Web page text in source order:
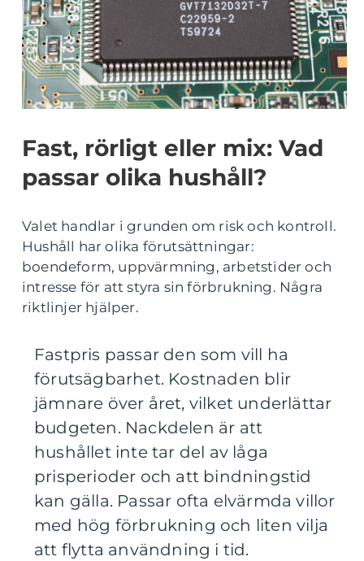
Fast, rörligt eller mix: Vad
passar olika hushåll?
Valet handlar i grunden om risk och kontroll.
Hushåll har olika förutsättningar:
boendeform, uppvärmning, arbetstider och
intresse för att styra sin förbrukning. Några
riktlinjer hjälper.
Fastpris passar den som vill ha
förutsägbarhet. Kostnaden blir
jämnare över året, vilket underlättar
budgeten. Nackdelen är att
hushållet inte tar del av låga
prisperioder och att bindningstid
kan gälla. Passar ofta elvärmda villor
med hög förbrukning och liten vilja
att flytta användning i tid.